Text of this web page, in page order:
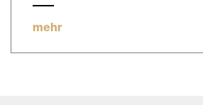
mehr